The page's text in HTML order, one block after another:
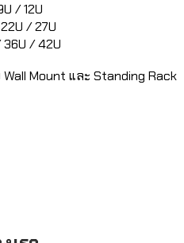
/ 12U
/ 27U
36U / 42U
Wall Mount และ Standing Rack